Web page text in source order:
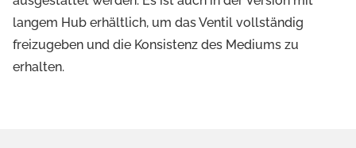
langem Hub erhältlich, um das Ventil vollständig
freizugeben und die Konsistenz des Mediums zu
erhalten.